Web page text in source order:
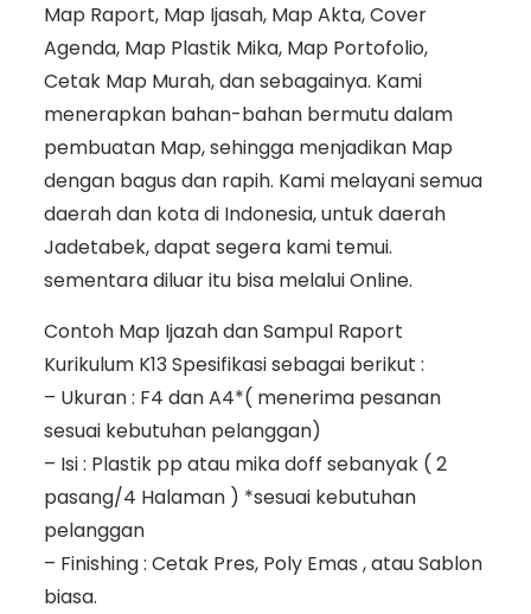
Map Raport, Map Ijasah, Map Akta, Cover
Agenda, Map Plastik Mika, Map Portofolio,
Cetak Map Murah, dan sebagainya. Kami
menerapkan bahan-bahan bermutu dalam
pembuatan Map, sehingga menjadikan Map
dengan bagus dan rapih. Kami melayani semua
daerah dan kota di Indonesia, untuk daerah
Jadetabek, dapat segera kami temui.
sementara diluar itu bisa melalui Online.
Contoh Map Ijazah dan Sampul Raport
Kurikulum K13 Spesifikasi sebagai berikut :
– Ukuran : F4 dan A4*( menerima pesanan
sesuai kebutuhan pelanggan)
– Isi : Plastik pp atau mika doff sebanyak ( 2
pasang/4 Halaman ) *sesuai kebutuhan
pelanggan
– Finishing : Cetak Pres, Poly Emas , atau Sablon
biasa.